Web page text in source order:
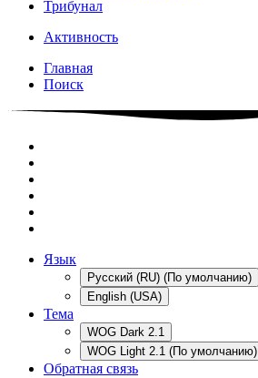
Трибунал
Активность
Главная
Поиск
Язык
Русский (RU) (По умолчанию)
English (USA)
Тема
WOG Dark 2.1
WOG Light 2.1 (По умолчанию)
Обратная связь